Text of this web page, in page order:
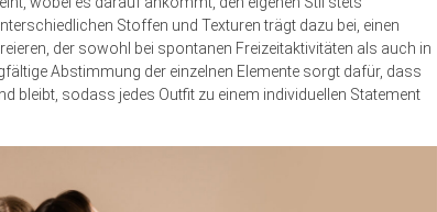
Stoffen und Texturen trägt dazu bei, einen
der sowohl bei spontanen Freizeitaktivitäten als auch in
Abstimmung der einzelnen Elemente sorgt dafür, dass
bleibt, sodass jedes Outfit zu einem individuellen Statement